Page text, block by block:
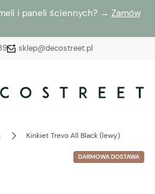
i paneli ściennych? → Zamów
sklep@decostreet.pl
Załóż konto
Kinkiet Trevo All Black (lewy)
DARMOWA DOSTAWA